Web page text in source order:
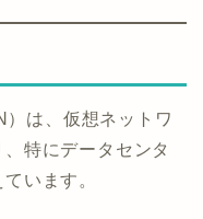
は、仮想ネットワ
特にデータセンタ
います。